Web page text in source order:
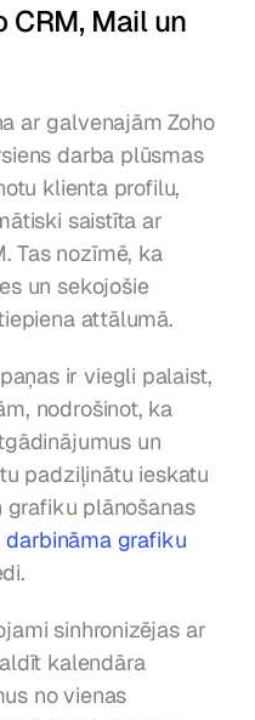
CRM, Mail un
ar galvenajām Zoho
darba plūsmas
klienta profilu,
saistīta ar
Tas nozīmē, ka
un sekojošie
attālumā.
ir viegli palaist,
nodrošinot, ka
un
padziļinātu ieskatu
plānošanas
darbināma grafiku
sinhronizējas ar
kalendāra
no vienas